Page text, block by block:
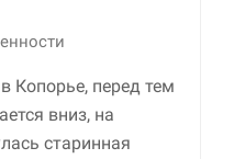
Копорье, перед тем
вниз, на
старинная
Маркетинг
интересами и
информацией о вашем
поведении во время
посещения нашего